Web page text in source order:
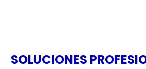
SOLUCIONES